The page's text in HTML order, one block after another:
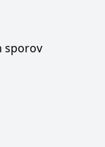
sporov